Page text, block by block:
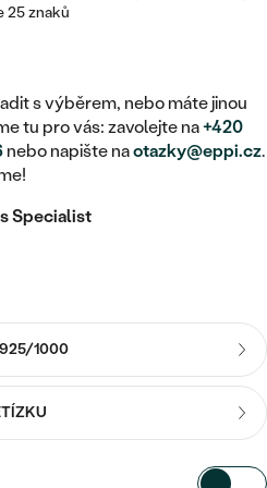
DIAMANTEM
25 znaků
s výběrem, nebo máte jinou
tu pro vás: zavolejte na+420
nebo napište naotazky@eppi.cz.
Specialist
1000